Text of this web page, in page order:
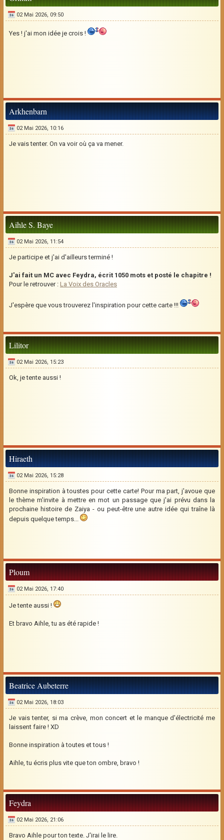
02 Mai 2026, 09:50
Yes ! j'ai mon idée je crois !
Arkhenbarn
02 Mai 2026, 10:16
Je vais tenter. On va voir où ça va mener.
Aihle S. Baye
02 Mai 2026, 11:54
Je participe et j'ai d'ailleurs terminé !
J'ai fait un MC avec Feydra, écrit 1050 mots et posté le chapitre !
Pour le retrouver : La Voix des Oracles
J'espère que vous trouverez l'inspiration pour cette carte !!!
Lilitor
02 Mai 2026, 15:23
Ok, je tente aussi !
Hiraeth
02 Mai 2026, 15:28
Bonne inspiration à toustes pour cette carte! Pour ma part, j'avoue que
le thème m'invite à mettre en mot un passage que j'ai prévu dans la
prochaine histoire de Zaiya - ou peut-être une autre idée qui traîne là
depuis quelque temps...
Ploum
02 Mai 2026, 17:40
Je tente aussi !
Et bravo Aihle, tu as été rapide !
Beatrice Aubeterre
02 Mai 2026, 18:03
Je vais tenter, si ma crève, mon concert et le manque d'électricité me
laissent faire ! XD
Bonne inspiration à toutes et tous !
Aihle, tu écris plus vite que ton ombre, bravo !
Feydra
02 Mai 2026, 21:06
Bravo Aihle pour ton texte. J'irai le lire.